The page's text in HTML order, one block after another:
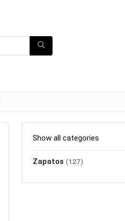
Show all categories
Zapatos (127)